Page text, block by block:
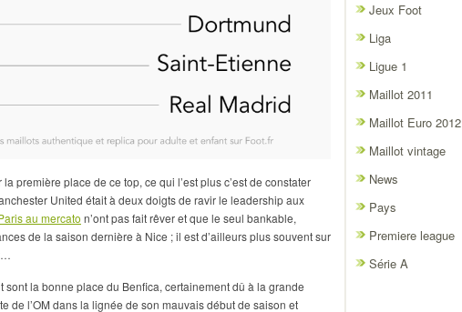
première place de ce top, ce qui l’est plus c’est de constater
United était à deux doigts de ravir le leadership aux
au mercato n’ont pas fait rêver et que le seul bankable,
de la saison dernière à Nice ; il est d’ailleurs plus souvent sur
la bonne place du Benfica, certainement dû à la grande
de l’OM dans la lignée de son mauvais début de saison et
Jeux Foot
Liga
Ligue 1
Maillot 2011
Maillot Euro 2012
Maillot vintage
News
Pays
Premiere league
Série A